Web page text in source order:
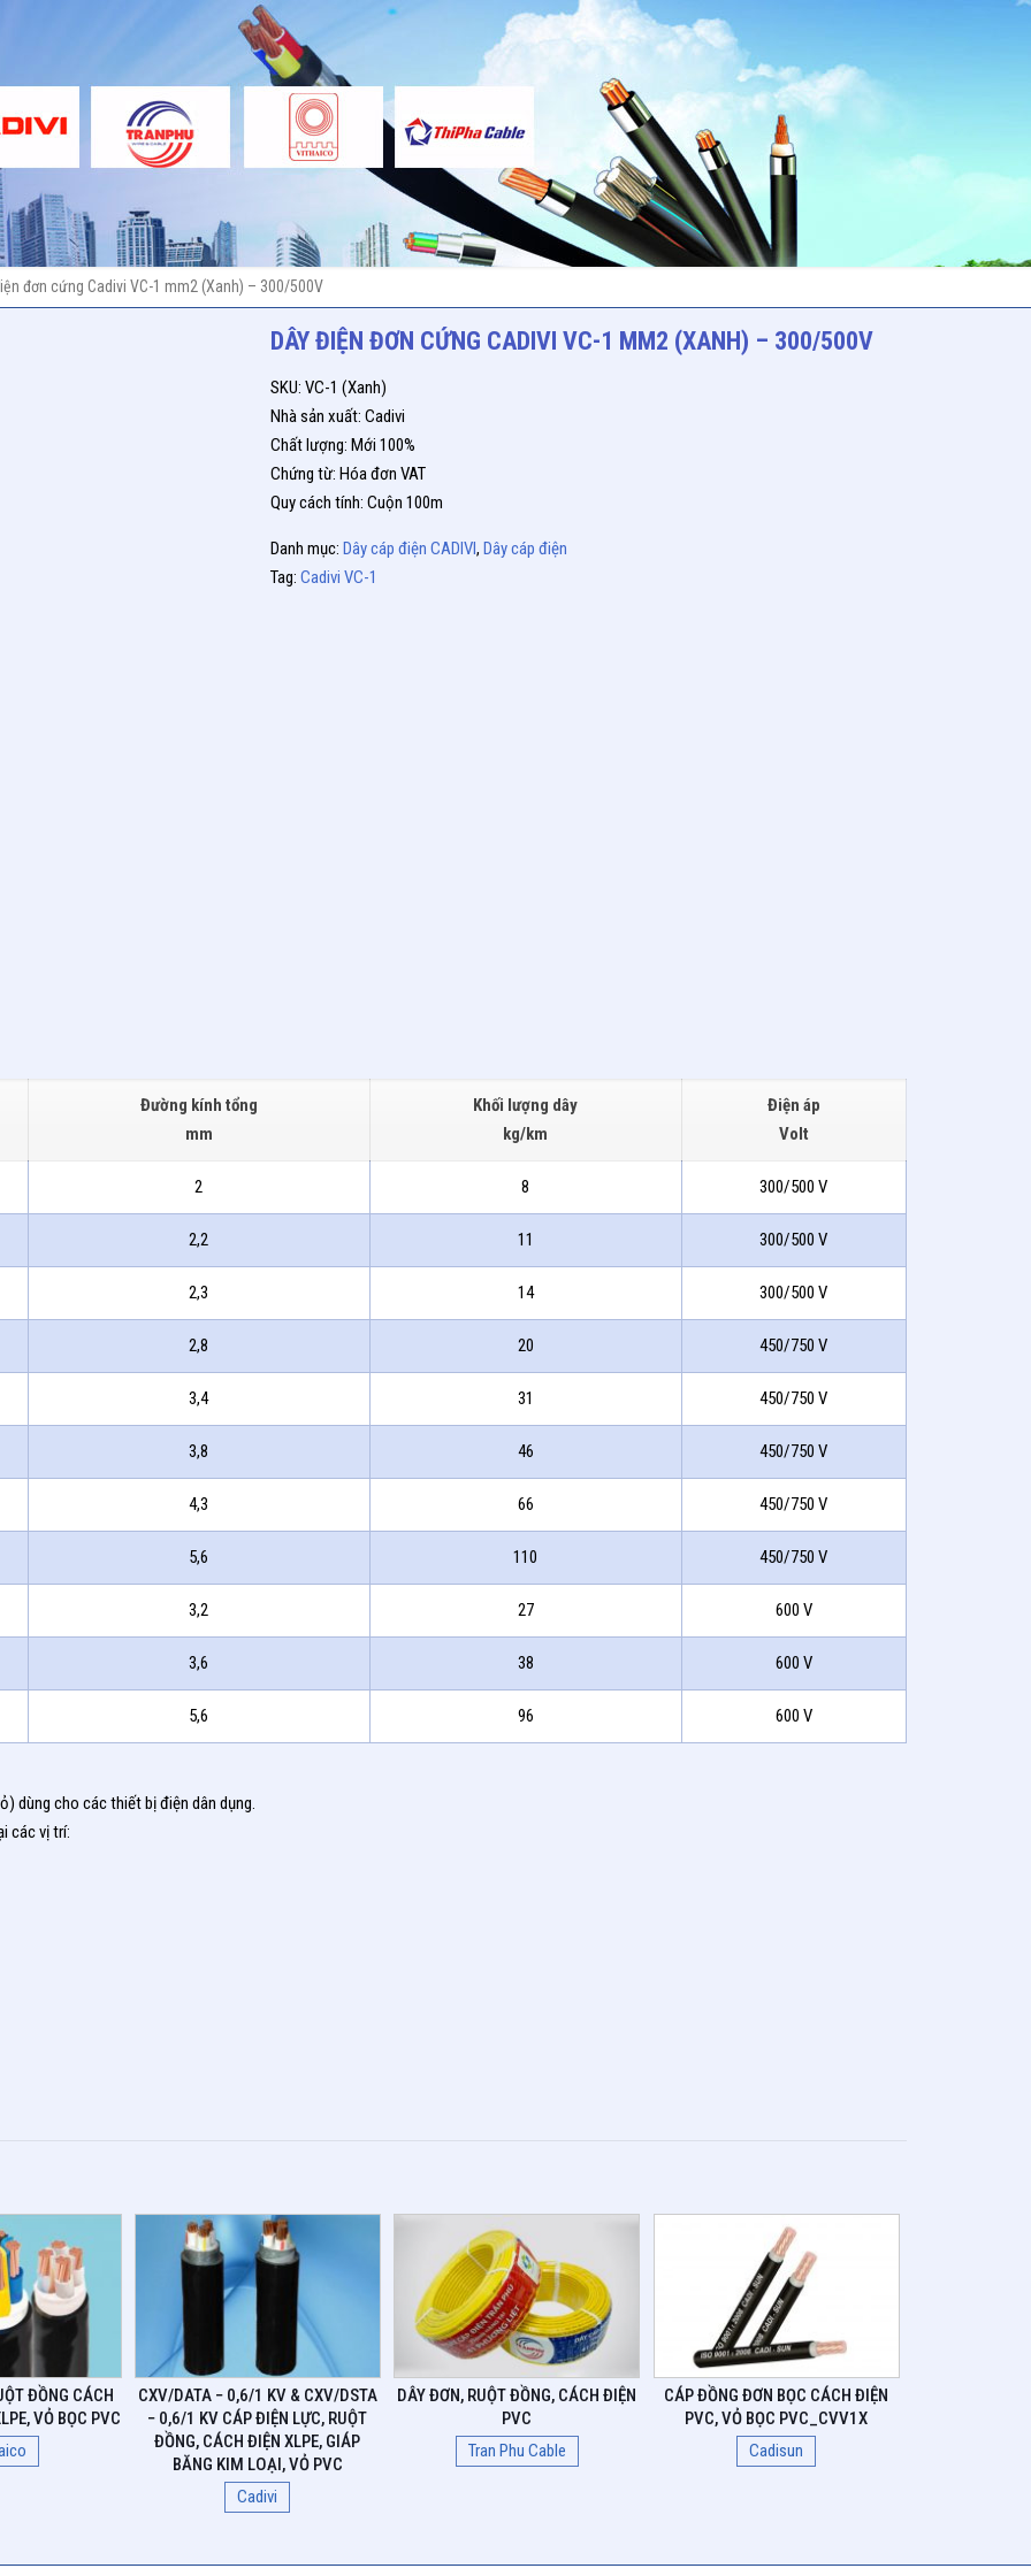
đơn cứng Cadivi VC-1 mm2 (Xanh) – 300/500V
DÂY ĐIỆN ĐƠN CỨNG CADIVI VC-1 MM2 (XANH) – 300/500V
SKU: VC-1 (Xanh)
Nhà sản xuất: Cadivi
Chất lượng: Mới 100%
Chứng từ: Hóa đơn VAT
Quy cách tính: Cuộn 100m
Danh mục:Dây cáp điện CADIVI,Dây cáp điện
Tag:Cadivi VC-1
Đường kính tổng
mm
Khối lượng dây
kg/km
Điện áp
Volt
2 8 300/500 V
2,2 11 300/500 V
2,3 14 300/500 V
2,8 20 450/750 V
3,4 31 450/750 V
3,8 46 450/750 V
4,3 66 450/750 V
5,6 110 450/750 V
3,2 27 600 V
3,6 38 600 V
5,6 96 600 V
dùng cho các thiết bị điện dân dụng.
các vị trí:
ĐỒNG CÁCH
VỎ BỌC PVC
CXV/DATA − 0,6/1 KV & CXV/DSTA
− 0,6/1 KV CÁP ĐIỆN LỰC, RUỘT
ĐỒNG, CÁCH ĐIỆN XLPE, GIÁP
BĂNG KIM LOẠI, VỎ PVC
Cadivi
DÂY ĐƠN, RUỘT ĐỒNG, CÁCH ĐIỆN
PVC
Tran Phu Cable
CÁP ĐỒNG ĐƠN BỌC CÁCH ĐIỆN
PVC, VỎ BỌC PVC_CVV1X
Cadisun